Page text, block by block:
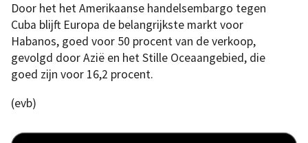
Door het het Amerikaanse handelsembargo tegen
Cuba blijft Europa de belangrijkste markt voor
Habanos, goed voor 50 procent van de verkoop,
gevolgd door Azië en het Stille Oceaangebied, die
goed zijn voor 16,2 procent.
(evb)